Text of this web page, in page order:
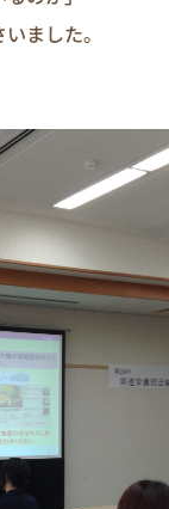
ました。